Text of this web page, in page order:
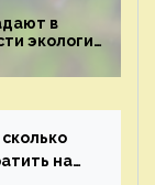
в
экологии
на